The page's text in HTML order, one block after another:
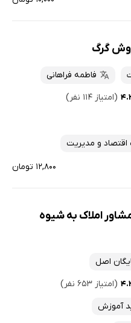
گرگ
فاطمه فراهانی
(امتیاز ۱۱۴ نفر)
و مدیریت
۱۲,۸۰۰ تومان
املاک به شیوه
اصل
(امتیاز ۶۵۳ نفر)
آموزش